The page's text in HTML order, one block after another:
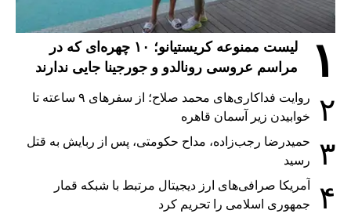
۱
لیست ممنوعه کریستیانو؛ ۱۰ چهره‌ای که در
مراسم عروسی رونالدو و جورجینا جایی ندارند
۲
روایت فداکاری‌های محمد صلاح؛ از سفرهای ۹ ساعته تا
خوابیدن زیر آسمان قاهره
۳
حمیدرضا رجب‌زاده، مداح حکومتی، پس از ربایش به قتل
رسید
۴
آمریکا صرافی‌های ارز دیجیتال مرتبط با شبکه قمار
جمهوری اسلامی را تحریم کرد